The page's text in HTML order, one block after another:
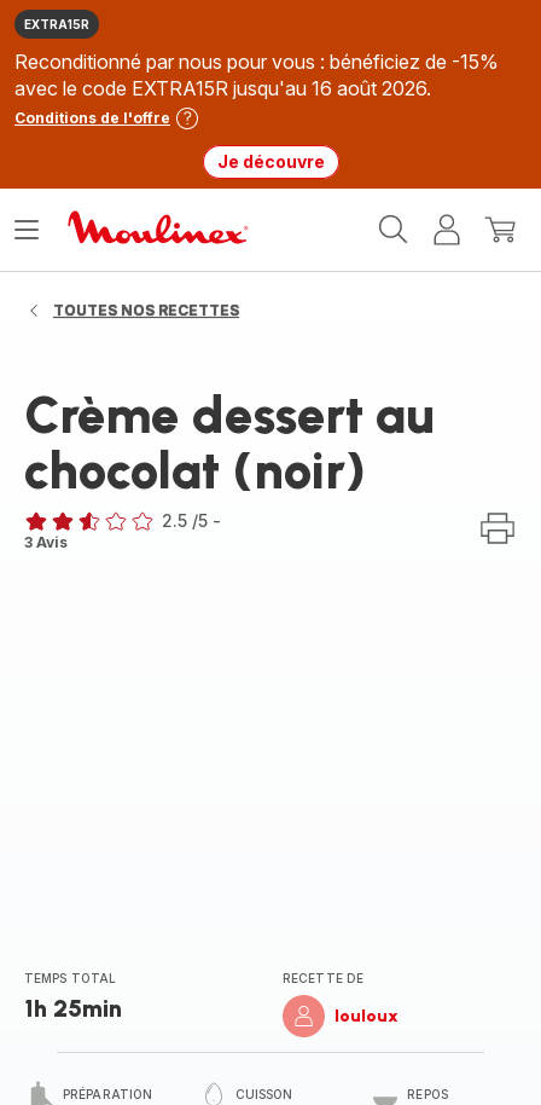
EXTRA15R
Reconditionné par nous pour vous : bénéficiez de -15%
avec le code EXTRA15R jusqu'au 16 août 2026.
Conditions de l'offre
Je découvre
MonMon
Ouvrir
TOUTES NOS RECETTES
Crème dessert au
chocolat (noir)
ratings.2.5
2.5 /5 -
3 Avis
TEMPS TOTAL
1h 25min
RECETTE DE
louloux
PRÉPARATION CUISSON REPOS